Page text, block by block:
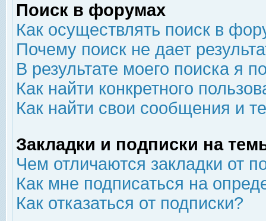
Поиск в форумах
Как осуществлять поиск в
Почему поиск не дает
В результате моего поиска я
Как найти конкретного
Как найти свои сообщения и
Закладки и подписки на
Чем отличаются закладки от
Как мне подписаться на
Как отказаться от подписки?